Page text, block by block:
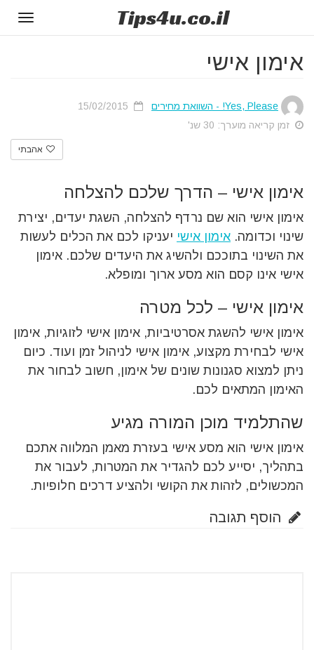
Tips4u.co.il
אימון אישי
Yes, Please! - השוואת מחירים
זמן קריאה מוערך: 30 שנ'
אהבתי
אימון אישי – הדרך שלכם להצלחה
אימון אישי הוא שם נרדף להצלחה, השגת יעדים, יצירת
שינוי וכדומה. אימון אישי יעניקו לכם את הכלים לעשות
את השינוי בתוככם ולהשיג את היעדים שלכם. אימון
אישי אינו קסם הוא מסע ארוך ומופלא.
אימון אישי – לכל מטרה
אימון אישי להשגת אסרטיביות, אימון אישי לזוגיות, אימון
אישי לבחירת מקצוע, אימון אישי לניהול זמן ועוד. כיום
ניתן למצוא סגנונות שונים של אימון, חשוב לבחור את
האימון המתאים לכם.
שהתלמיד מוכן המורה מגיע
אימון אישי הוא מסע אישי בעזרת מאמן המלווה אתכם
בתהליך, יסייע לכם להגדיר את המטרות, לעבור את
המכשולים, לזהות את הקושי ולהציע דרכים חלופיות.
הוסף תגובה